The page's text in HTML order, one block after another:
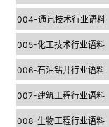
004-通讯技术行业语料
005-化工技术行业语料
006-石油钻井行业语料
007-建筑工程行业语料
008-生物工程行业语料